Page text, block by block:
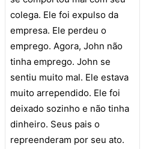
colega. Ele foi expulso da
empresa. Ele perdeu o
emprego. Agora, John não
tinha emprego. John se
sentiu muito mal. Ele estava
muito arrependido. Ele foi
deixado sozinho e não tinha
dinheiro. Seus pais o
repreenderam por seu ato.